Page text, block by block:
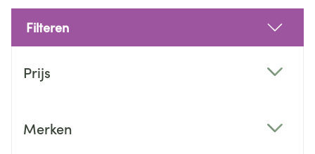
Filteren
Prijs
Merken